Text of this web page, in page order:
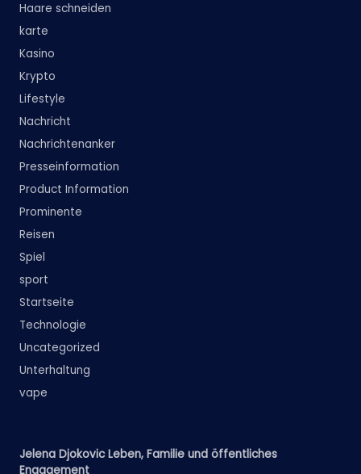
Haare schneiden
karte
Kasino
Krypto
Lifestyle
Nachricht
Nachrichtenanker
Presseinformation
Product Information
Prominente
Reisen
Spiel
sport
Startseite
Technologie
Uncategorized
Unterhaltung
vape
Jelena Djokovic Leben, Familie und öffentliches
Engagement